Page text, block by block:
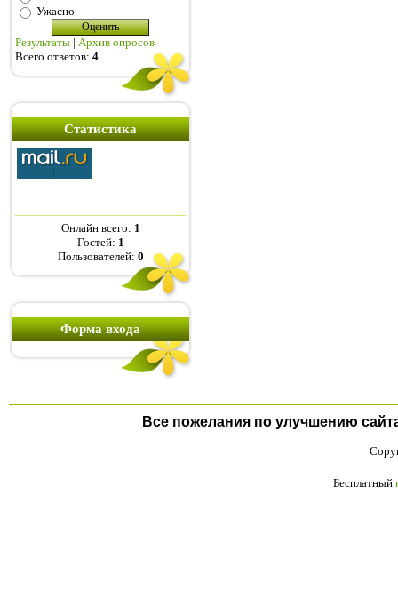
Ужасно
Результаты | Архив опросов
Всего ответов: 4
Статистика
Онлайн всего: 1
Гостей: 1
Пользователей: 0
Форма входа
Все пожелания по улучшению
Бесплатный